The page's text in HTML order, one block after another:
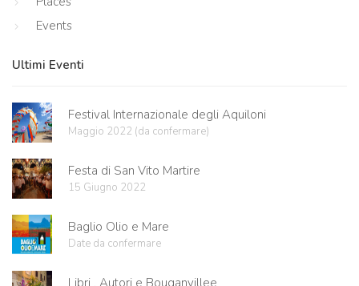
Events
Ultimi Eventi
Festival Internazionale degli Aquiloni
Maggio 2022 (da confermare)
Festa di San Vito Martire
15 Giugno 2022
Baglio Olio e Mare
Date da confermare
Libri , Autori e Bouganvillee